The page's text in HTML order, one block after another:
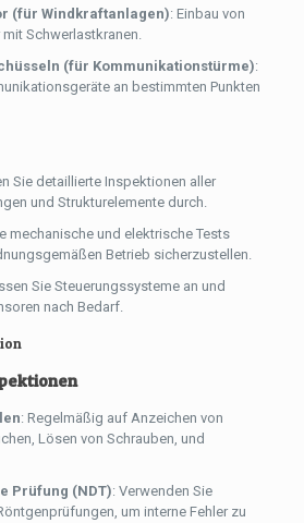
(für Windkraftanlagen): Einbau von
Schwerlastkranen.
(für Kommunikationstürme):
an bestimmten Punkten
Sie detaillierte Inspektionen aller
und Strukturelemente durch.
mechanische und elektrische Tests
Betrieb sicherzustellen.
Sie Steuerungssysteme an und
nach Bedarf.
: Regelmäßig auf Anzeichen von
Lösen von Schrauben, und
Prüfung (NDT): Verwenden Sie
um interne Fehler zu